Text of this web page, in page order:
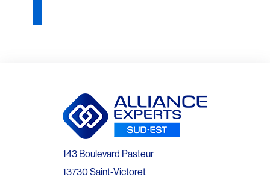
143 Boulevard Pasteur
13730 Saint-Victoret